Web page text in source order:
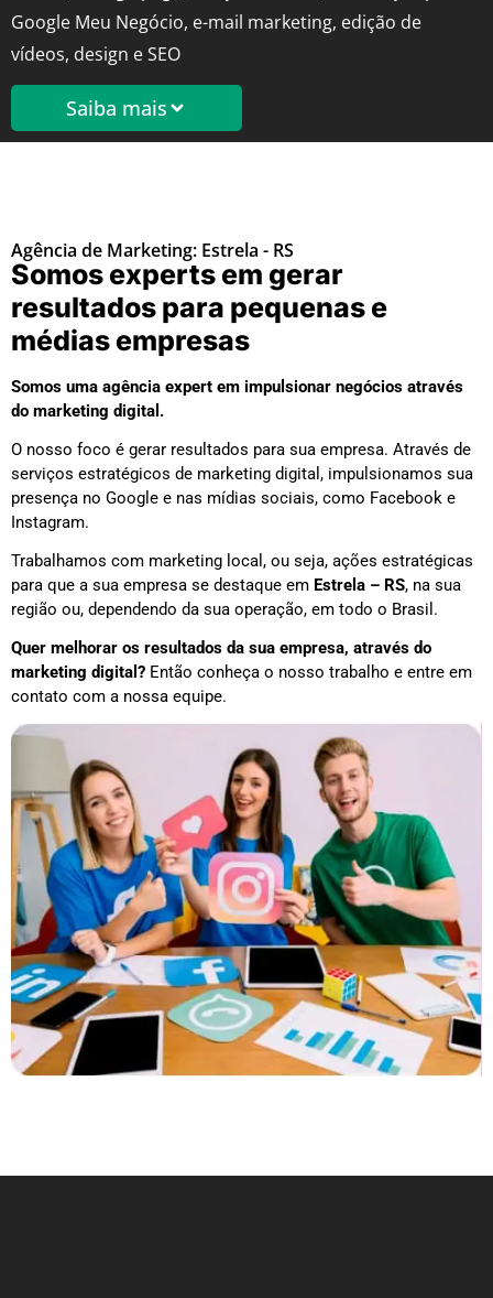
Google Meu Negócio, e-mail marketing, edição de
vídeos, design e SEO
Saiba mais
Agência de Marketing: Estrela - RS
Somos experts em gerar
resultados para pequenas e
médias empresas
Somos uma agência expert em impulsionar negócios através
do marketing digital.
O nosso foco é gerar resultados para sua empresa. Através de
serviços estratégicos de marketing digital, impulsionamos sua
presença no Google e nas mídias sociais, como Facebook e
Instagram.
Trabalhamos com marketing local, ou seja, ações estratégicas
para que a sua empresa se destaque em Estrela – RS, na sua
região ou, dependendo da sua operação, em todo o Brasil.
Quer melhorar os resultados da sua empresa, através do
marketing digital? Então conheça o nosso trabalho e entre em
contato com a nossa equipe.